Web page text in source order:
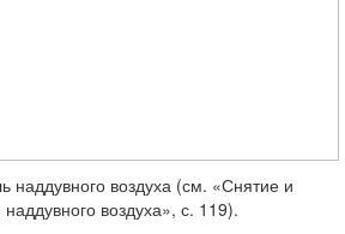
наддувного воз­духа (см. «Снятие и
воздуха», с. 119).